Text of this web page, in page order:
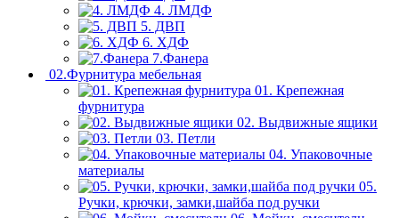
4. ЛМДФ
5. ДВП
6. ХДФ
7.Фанера
02.Фурнитура мебельная
01. Крепежная
фурнитура
02. Выдвижные ящики
03. Петли
04. Упаковочные
материалы
05.
Ручки, крючки, замки,шайба под ручки